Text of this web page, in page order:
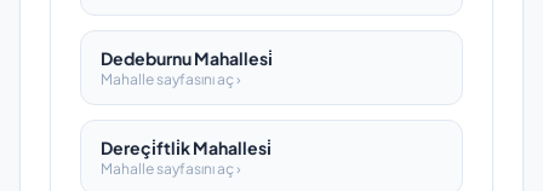
Dedeburnu Mahallesi̇
Mahalle sayfasını aç ›
Dereçi̇ftli̇k Mahallesi̇
Mahalle sayfasını aç ›